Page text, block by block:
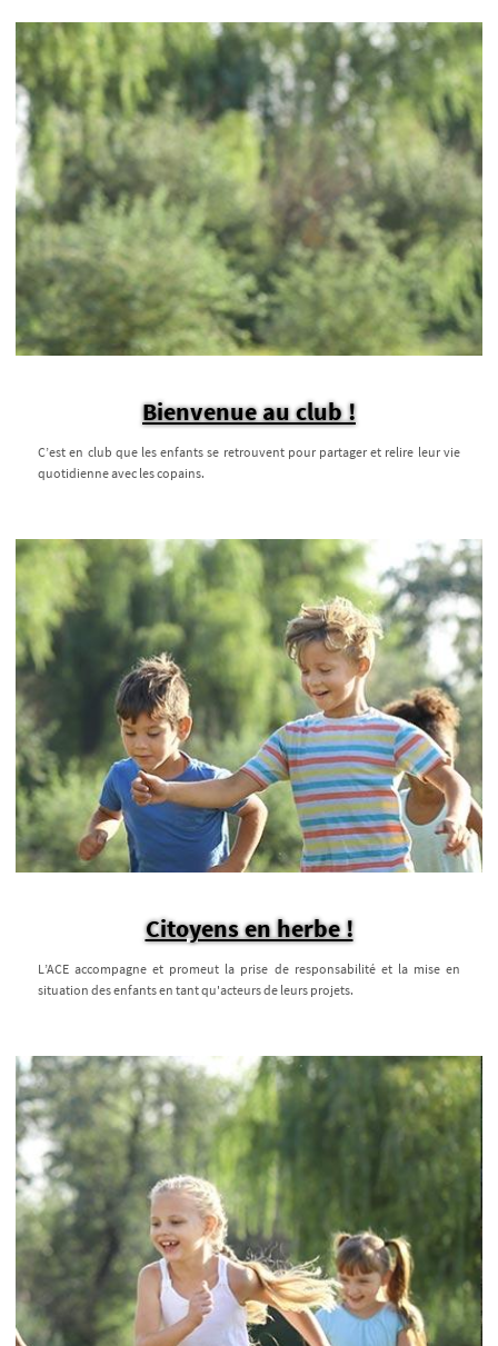
Bienvenue au club !
C’est en club que les enfants se retrouvent pour partager et relire leur vie
quotidienne avec les copains.
Citoyens en herbe !
L’ACE accompagne et promeut la prise de responsabilité et la mise en
situation des enfants en tant qu'acteurs de leurs projets.